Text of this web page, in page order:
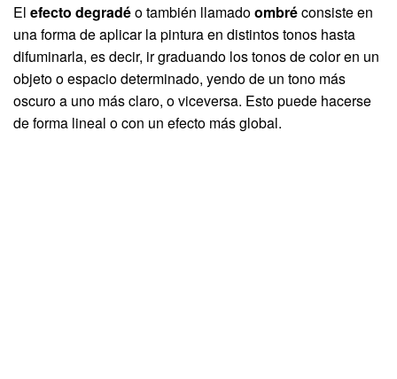
El efecto degradéo también llamado ombréconsiste en
una forma de aplicar la pintura en distintos tonos hasta
difuminarla, es decir, ir graduando los tonos de color en un
objeto o espacio determinado, yendo de un tono más
oscuro a uno más claro, o viceversa. Esto puede hacerse
de forma lineal o con un efecto más global.